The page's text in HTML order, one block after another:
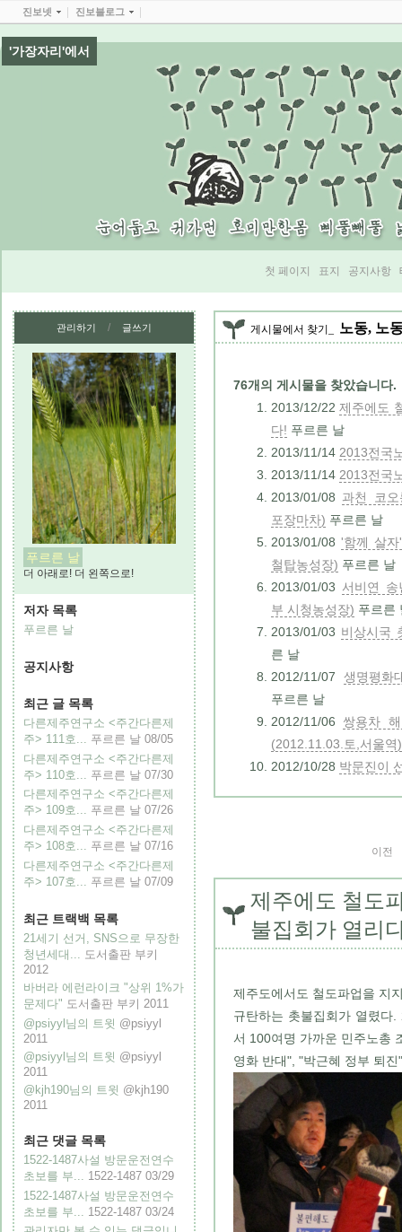
'가장자리'에서
첫 페이지 표지 공지사항
관리하기 / 글쓰기
푸르른 날
더 아래로! 더 왼쪽으로!
저자 목록
푸르른 날
공지사항
최근 글 목록
다른제주연구소 <주간다른제
주> 111호...
푸르른 날 08/05
다른제주연구소 <주간다른제
주> 110호...
푸르른 날 07/30
다른제주연구소 <주간다른제
주> 109호... 푸르른 날 07/26
다른제주연구소 <주간다른제
주> 108호... 푸르른 날 07/16
다른제주연구소 <주간다른제
주> 107호... 푸르른 날 07/09
최근 트랙백 목록
21세기 선거, SNS으로 무장한
청년세대... 도서출판 부키
2012
바버라 에런라이크 "상위 1%가
문제다" 도서출판 부키 2011
@psiyyl님의 트윗 @psiyyl
2011
@psiyyl님의 트윗 @psiyyl
2011
@kjh190님의 트윗 @kjh190
2011
최근 댓글 목록
1522-1487사설 방문운전연수
초보를 부...
1522-1487 03/29
1522-1487사설 방문운전연수
초보를 부...
1522-1487 03/24
게시물에서 찾기 노동, 노
76개의 게시물을 찾았습니다.
2013/12/22 제주에도
다! 푸르른 날
2013/11/14 2013전국
2013/11/14 2013전국
2013/01/08 과천 코
포장마차) 푸르른 날
2013/01/08 '함께 살
철탑농성장) 푸르른 날
2013/01/03 서비연 송
부 시청농성장) 푸르른
2013/01/03 비상시국
른 날
2012/11/07
생명평화
푸르른 날
2012/11/06
쌍용차
(2012.11.03.토,서울역)
2012/10/28 박문진이
이전
제주에도 철도
불집회가 열리
제주도에서도 철도파업을 지
규탄하는 촛불집회가 열렸다
서 100여명 가까운 민주노총
영화 반대", "박근혜 정부 퇴
진보넷 진보블로그